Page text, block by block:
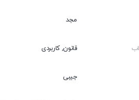
مجد
قانون, کاربردی
جیبی